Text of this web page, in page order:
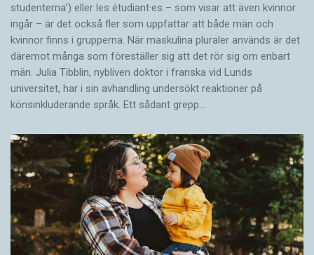
studenterna’) eller les étudiant·es – som visar att även kvinnor
ingår – är det också fler som uppfattar att både män och
kvinnor finns i grupperna. När maskulina pluraler används är det
där­emot många som föreställer sig att det rör sig om enbart
män. Julia Tibblin, nybliven doktor i franska vid Lunds
universitet, har i sin avhandling undersökt reaktioner på
könsinkluderande språk. Ett sådant grepp…